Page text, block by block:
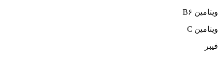
ویتامین B۶
ویتامین C
فیبر